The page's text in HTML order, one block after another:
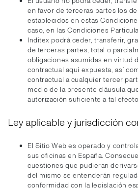
en favor de terceras partes los
establecidos en estas
caso, en las Condiciones
Inditex podrá ceder, transferir,
de terceras partes, total o
obligaciones asumidas en virtud
contractual aquí expuesta, así
contractual a cualquier tercer
medio de la presente cláusula
autorización suficiente a tal
Ley aplicable y jurisdicción
El Sitio Web es operado y
sus oficinas en España.
cuestiones que pudieran
del mismo se entenderán
conformidad con la legislación